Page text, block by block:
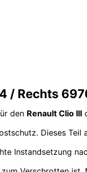
/ Rechts
den Renault Clio III
Dieses
Instandsetzung